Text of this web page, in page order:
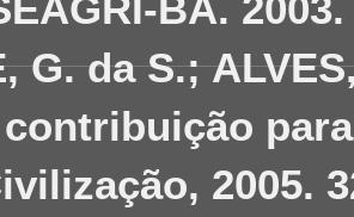
G. da S.;
2005.